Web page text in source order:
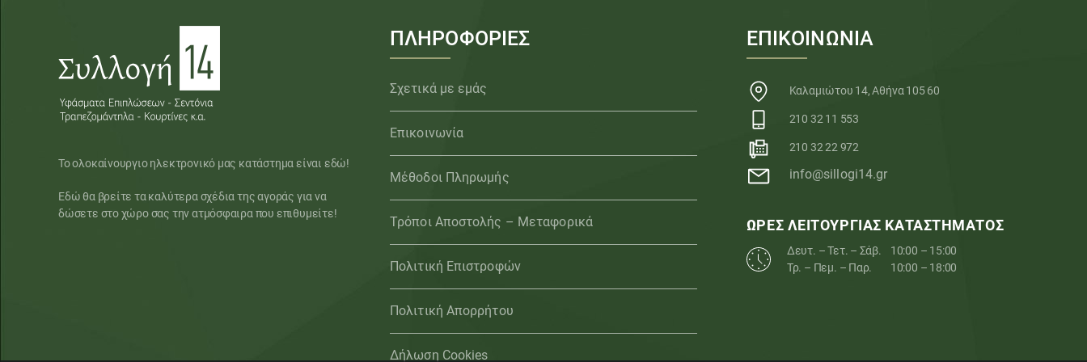
Το ολοκαίνουργιο ηλεκτρονικό μας κατάστημα είναι εδώ!
Εδώ θα βρείτε τα καλύτερα σχέδια της αγοράς για να
δώσετε στο χώρο σας την ατμόσφαιρα που επιθυμείτε!
ΠΛΗΡΟΦΟΡΙΕΣ
Σχετικά με εμάς
Επικοινωνία
Μέθοδοι Πληρωμής
Τρόποι Αποστολής – Μεταφορικά
Πολιτική Επιστροφών
Πολιτική Απορρήτου
Δήλωση Cookies
ΕΠΙΚΟΙΝΩΝΙΑ
Καλαμιώτου 14, Αθήνα 105 60
210 32 11 553
210 32 22 972
info@sillogi14.gr
ΩΡΕΣ ΛΕΙΤΟΥΡΓΙΑΣ ΚΑΤΑΣΤΗΜΑΤΟΣ
Δευτ. – Τετ. – Σάβ.
10:00 – 15:00
Τρ. – Πεμ. – Παρ.
10:00 – 18:00